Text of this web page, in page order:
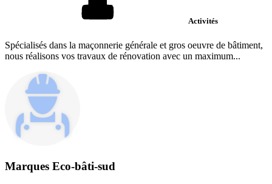
Activités
Spécialisés dans la maçonnerie générale et gros oeuvre de bâtiment,
nous réalisons vos travaux de rénovation avec un maximum...
Marques Eco-bâti-sud